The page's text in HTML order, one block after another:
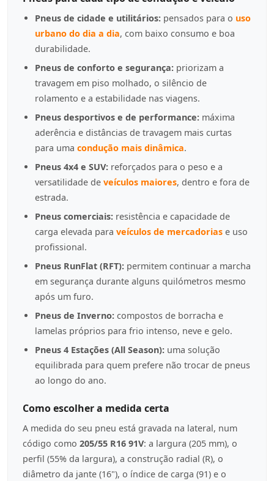
Pneus de cidade e utilitários: pensados para o uso
urbano do dia a dia, com baixo consumo e boa
durabilidade.
Pneus de conforto e segurança: priorizam a
travagem em piso molhado, o silêncio de
rolamento e a estabilidade nas viagens.
Pneus desportivos e de performance: máxima
aderência e distâncias de travagem mais curtas
para uma condução mais dinâmica.
Pneus 4x4 e SUV: reforçados para o peso e a
versatilidade de veículos maiores, dentro e fora de
estrada.
Pneus comerciais: resistência e capacidade de
carga elevada para veículos de mercadorias e uso
profissional.
Pneus RunFlat (RFT): permitem continuar a marcha
em segurança durante alguns quilómetros mesmo
após um furo.
Pneus de Inverno: compostos de borracha e
lamelas próprios para frio intenso, neve e gelo.
Pneus 4 Estações (All Season): uma solução
equilibrada para quem prefere não trocar de pneus
ao longo do ano.
Como escolher a medida certa
A medida do seu pneu está gravada na lateral, num
código como 205/55 R16 91V: a largura (205 mm), o
perfil (55% da largura), a construção radial (R), o
diâmetro da jante (16"), o índice de carga (91) e o